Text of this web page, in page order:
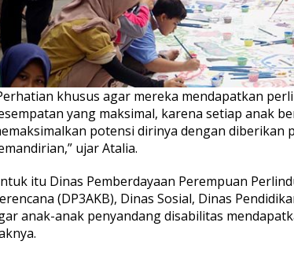
khusus agar mereka mendapatkan
yang maksimal, karena setiap anak
potensi dirinya dengan diberikan
ujar Atalia.
itu Dinas Pemberdayaan Perempuan
(DP3AKB), Dinas Sosial, Dinas
anak-anak penyandang disabilitas